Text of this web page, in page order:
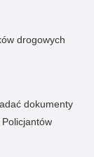
drogowych
dokumenty